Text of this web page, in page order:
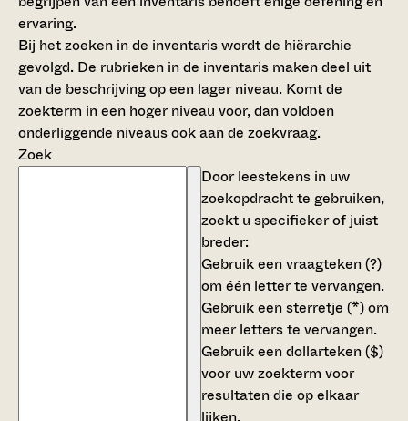
ervaring.
Bij het zoeken in de inventaris wordt de hiërarchie
gevolgd. De rubrieken in de inventaris maken deel uit
van de beschrijving op een lager niveau. Komt de
zoekterm in een hoger niveau voor, dan voldoen
onderliggende niveaus ook aan de zoekvraag.
Zoek
Door leestekens in uw
zoekopdracht te gebruiken,
zoekt u specifieker of juist
breder:
Gebruik eenvraagteken (?)
om één letter te vervangen.
Gebruik eensterretje (*)om
meer letters te vervangen.
Gebruik eendollarteken ($)
voor uw zoekterm voor
resultaten die op elkaar
lijken.